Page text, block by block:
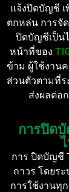
แจ้งปิดบัญชี
ตกหล่น การจั
ปิดบัญชีเป็น
หน้าที่ของ
ข้าม ผู้ใช้งาน
ส่วนตัวตามที่ร
ส่งผลต่อ
การปิด
การ ปิดบัญชี
ถาวร โดยร
การใช้งานทุ